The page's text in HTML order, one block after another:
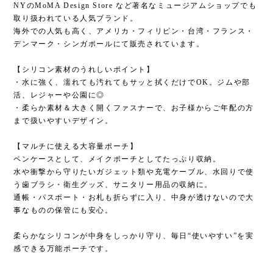
NYのMoMA Design Store など著名なミュージアムショップでも
取り扱われている人気ブランド。
海外での人気も高く、アメリカ・フィリピン・台湾・フランス・
デンマーク・シンガポールにて販売されています。
【シリコン素材のうれしいポイント】
・水に強く、濡れても汚れてもサッと拭くだけでOK。ジムや部
活、レジャーや公園に◎
・柔らか素材＆大きく開くファスナーで、お子様からご年配の方
まで扱いやすいデザイン。
【マルチに使える大容量ポーチ】
ペンケースとして、メイクポーチとしてたっぷり収納。
水や衝撃から守りたいガジェット類や充電ケーブル、水回りで使
う歯ブラシ・衛生グッズ、サニタリー用品の収納に。
通帳・パスポート・お札も折らずに入り、中身が透けないので大
事なものの保管にも安心。
柔らかなシリコンが中身をしっかり守り、毎日“使いやすい”を実
感できる万能ポーチです。